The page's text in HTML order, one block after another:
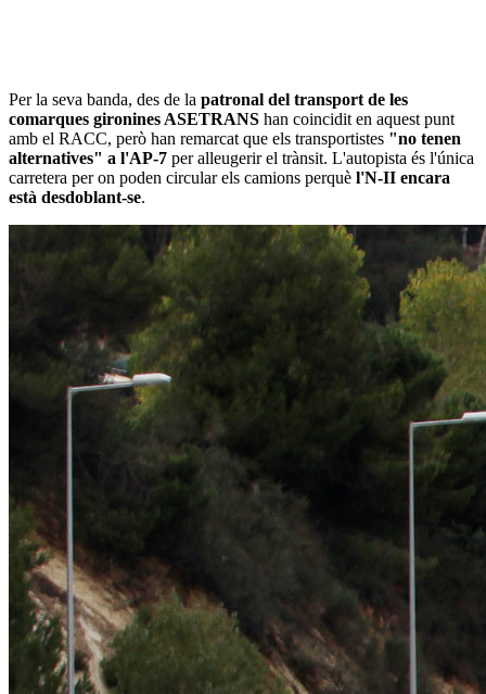
Per la seva banda, des de la patronal del transport de les
comarques gironines ASETRANS han coincidit en aquest punt
amb el RACC, però han remarcat que els transportistes "no tenen
alternatives" a l'AP-7 per alleugerir el trànsit. L'autopista és l'única
carretera per on poden circular els camions perquè l'N-II encara
està desdoblant-se.